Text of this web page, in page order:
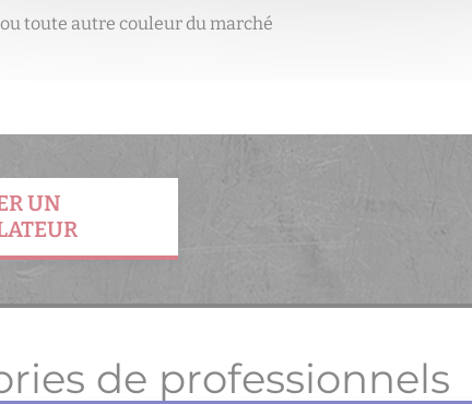
toute autre couleur du marché
UN
de professionnels